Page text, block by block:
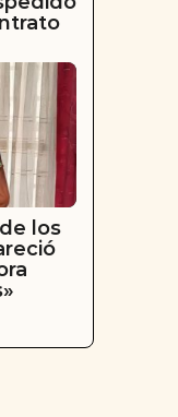
los